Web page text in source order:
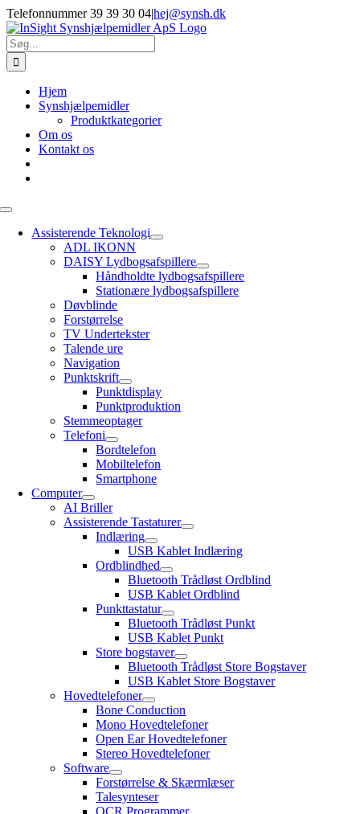
Skip
to
content
Telefonnummer 39 39 30 04|hej@synsh.dk
Søg
efter:
Hjem
Synshjælpemidler
Produktkategorier
Om os
Kontakt os
Toggle
NavigationAssisterende Teknologi
ADL IKONN
DAISY Lydbogsafspillere
Håndholdte lydbogsafspillere
Stationære lydbogsafspillere
Døvblinde
Forstørrelse
TV Undertekster
Talende ure
Navigation
Punktskrift
Punktdisplay
Punktproduktion
Stemmeoptager
Telefoni
Bordtelefon
Mobiltelefon
Smartphone
Computer
AI Briller
Assisterende Tastaturer
Indlæring
USB Kablet Indlæring
Ordblindhed
Bluetooth Trådløst Ordblind
USB Kablet Ordblind
Punkttastatur
Bluetooth Trådløst Punkt
USB Kablet Punkt
Store bogstaver
Bluetooth Trådløst Store Bogstaver
USB Kablet Store Bogstaver
Hovedtelefoner
Bone Conduction
Mono Hovedtelefoner
Open Ear Hovedtelefoner
Stereo Hovedtelefoner
Software
Forstørrelse & Skærmlæser
Talesynteser
OCR Programmer